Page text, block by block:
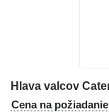
Cena na požiadanie